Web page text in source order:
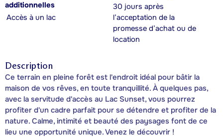
additionnelles
Accès à un lac
30 jours après
l’acceptation de la
promesse d’achat ou de
location
Description
Ce terrain en pleine forêt est l'endroit idéal pour bâtir la
maison de vos rêves, en toute tranquillité. À quelques pas,
avec la servitude d'accès au Lac Sunset, vous pourrez
profiter d'un cadre parfait pour se détendre et profiter de la
nature. Calme, intimité et beauté des paysages font de ce
lieu une opportunité unique. Venez le découvrir !